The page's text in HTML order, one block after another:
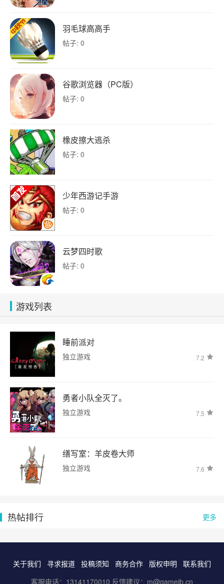
羽毛球高高手
帖子: 0
谷歌浏览器（PC版）
帖子: 0
橡皮擦大逃杀
帖子: 0
少年西游记手游
帖子: 0
云梦四时歌
帖子: 0
游戏列表
睡前派对
独立游戏 7.2
勇者小队全灭了。
独立游戏 7.5
缮写室：羊皮卷大师
独立游戏 7.6
更多
热帖排行
关于我们 寻求报道 投稿须知 商务合作 版权申明
联系我们
客服电话：13141170010 反馈建议：m@gameib.cn